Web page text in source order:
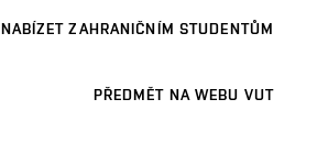
NABÍZET ZAHRANIČNÍM STUDENTŮM
PŘEDMĚT NA WEBU VUT